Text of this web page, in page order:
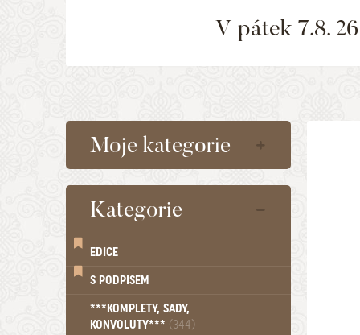
V pátek 7.8.
Moje kategorie
Kategorie
EDICE
S PODPISEM
***KOMPLETY, SADY,
KONVOLUTY*** (344)